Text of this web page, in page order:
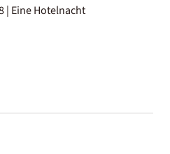
| Eine Hotelnacht